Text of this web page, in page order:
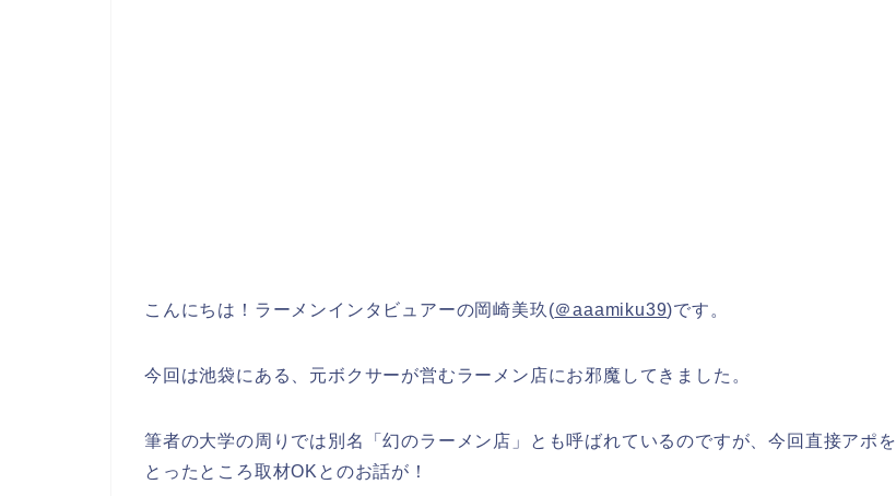
こんにちは！ ラーメンインタビュアーの岡崎美玖 (＠aaamiku39)です。
今回は池袋にある、 元ボクサーが営むラーメン店にお邪魔してきました。
筆者の大学の周りでは別名「幻のラーメン店 」とも呼ばれているのですが、今回直接アポを
とったところ取材OKとのお話が！